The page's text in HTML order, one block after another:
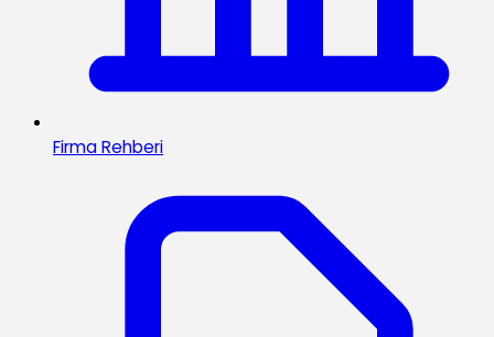
Firma Rehberi